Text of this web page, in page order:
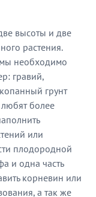
высоты и две
растения.
необходимо
гравий,
грунт
любят более
или
плодородной
и одна часть
корневин или
а так же